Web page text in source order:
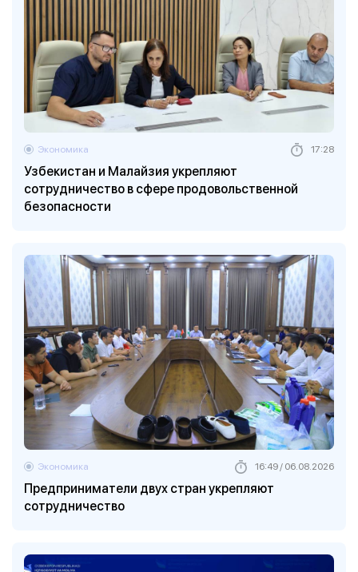
Узбекистан и Малайзия укрепляют
сотрудничество в сфере продовольственной
безопасности
Экономика 17:28
Предприниматели двух стран укрепляют
сотрудничество
Экономика 16:49 / 06.08.2026